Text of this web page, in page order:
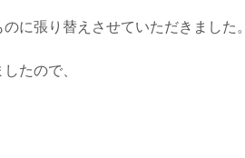
に張り替えさせていただきました。
たので、